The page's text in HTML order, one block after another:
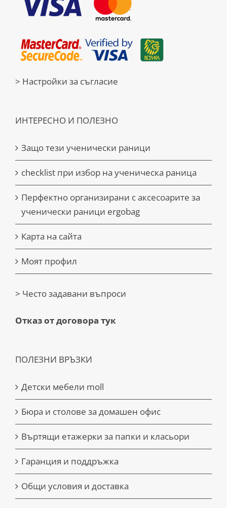
> Настройки за съгласие
ИНТЕРЕСНО И ПОЛЕЗНО
Защо тези ученически раници
checklist при избор на ученическа раница
Перфектно организирани с аксесоарите за
ученически раници ergobag
Карта на сайта
Моят профил
> Често задавани въпроси
Отказ от договора тук
ПОЛЕЗНИ ВРЪЗКИ
Детски мебели moll
Бюра и столове за домашен офис
Въртящи етажерки за папки и класьори
Гаранция и поддръжка
Общи условия и доставка